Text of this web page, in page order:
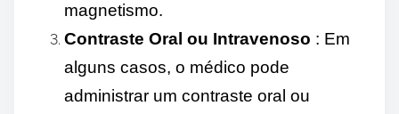
magnetismo.
Contraste Oral ou Intravenoso : Em
alguns casos, o médico pode
administrar um contraste oral ou